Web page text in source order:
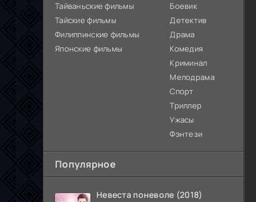
Тайваньские фильмы
Тайские фильмы
Филиппинские фильмы
Японские фильмы
Боевик
Детектив
Драма
Комедия
Криминал
Мелодрама
Спорт
Триллер
Ужасы
Фэнтези
Популярное
Невеста поневоле (2018)